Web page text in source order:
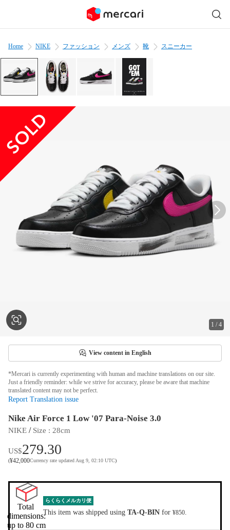
Home NIKE ファッション メンズ 靴 スニーカー
1 /4
View content in English
*Mercari is currently experimenting with human and machine translations on our site.
Just a friendly reminder: while we strive for accuracy, please be aware that machine
translated content may not be perfect.
Report Translation issue
Nike Air Force 1 Low '07 Para-Noise 3.0
NIKE / Size : 28cm
US$279.30
(¥42,000Currency rate updated Aug 9, 02:10 UTC)
Total
dimensions:
up to 80 cm
らくらくメルカリ便
This item was shipped using TA-Q-BIN for ¥850.